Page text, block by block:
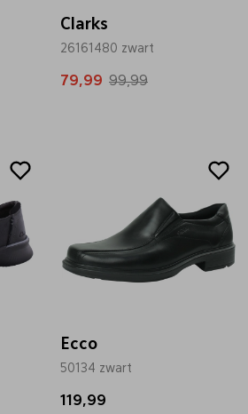
Clarks
26161480 zwart
79,99 99,99
Ecco
50134 zwart
119,99